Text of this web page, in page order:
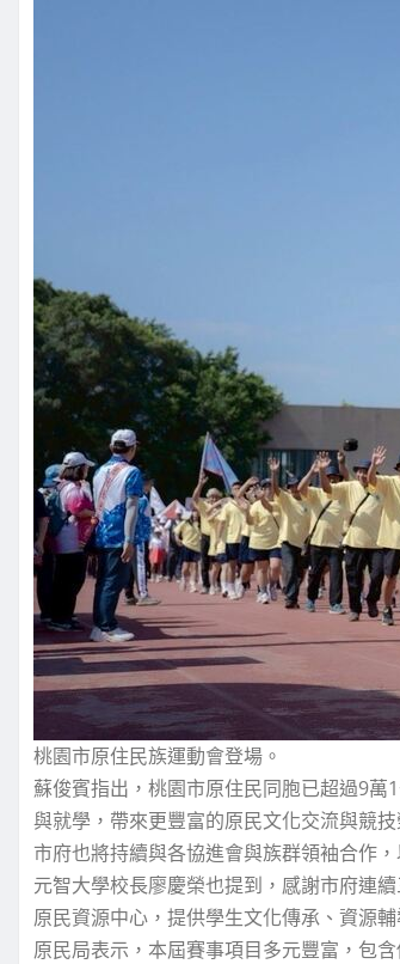
桃園市原住民族運動會登場。
蘇俊賓指出，桃園市原住民同胞已超過9
與就學，帶來更豐富的原民文化交流與競
市府也將持續與各協進會與族群領袖合作
元智大學校長廖慶榮也提到，感謝市府連
原民資源中心，提供學生文化傳承、資源
原民局表示，本屆賽事項目多元豐富，包